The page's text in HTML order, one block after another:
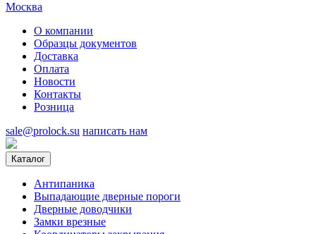
Москва
О компании
Образцы документов
Доставка
Оплата
Новости
Контакты
Розница
sale@prolock.su написать нам
Каталог
Антипаника
Выпадающие дверные пороги
Дверные доводчики
Замки врезные